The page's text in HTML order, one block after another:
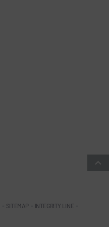
- SITEMAP - INTEGRITY LINE -